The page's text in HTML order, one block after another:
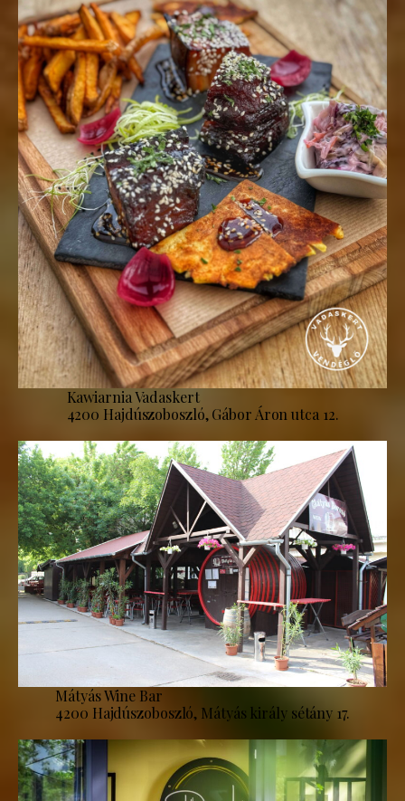
Kawiarnia Vadaskert
4200 Hajdúszoboszló, Gábor Áron utca 12.
Mátyás Wine Bar
4200 Hajdúszoboszló, Mátyás király sétány 17.